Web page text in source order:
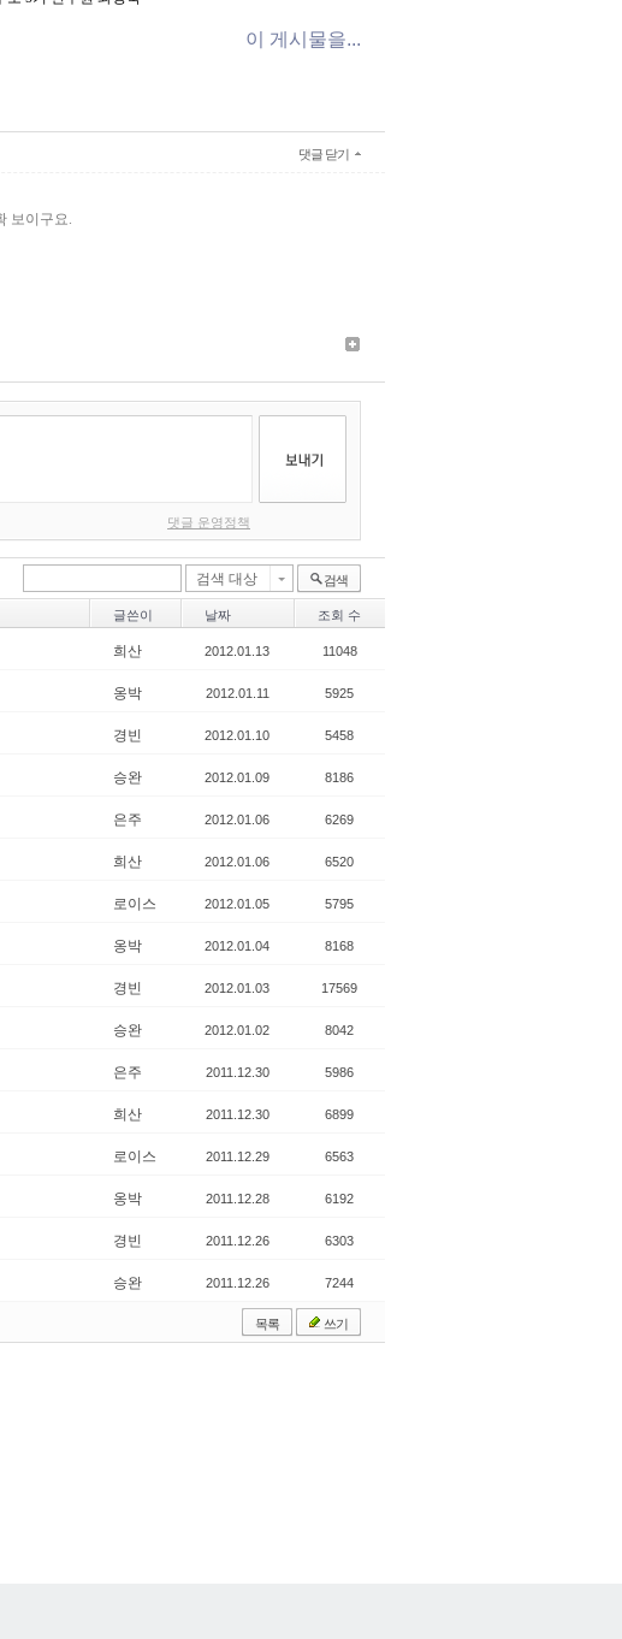
이 게시물을...
댓글 닫기
보이구요.
댓글 운영정책
검색 대상 검색
글쓴이 날짜 조회 수
희산 2012.01.13 11048
옹박 2012.01.11 5925
경빈 2012.01.10 5458
승완 2012.01.09 8186
은주 2012.01.06 6269
희산 2012.01.06 6520
로이스 2012.01.05 5795
옹박 2012.01.04 8168
경빈 2012.01.03 17569
승완 2012.01.02 8042
은주 2011.12.30 5986
희산 2011.12.30 6899
로이스 2011.12.29 6563
옹박 2011.12.28 6192
경빈 2011.12.26 6303
승완 2011.12.26 7244
목록 쓰기